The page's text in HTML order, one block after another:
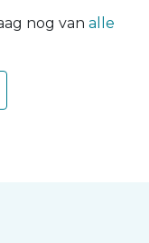
nog van alle